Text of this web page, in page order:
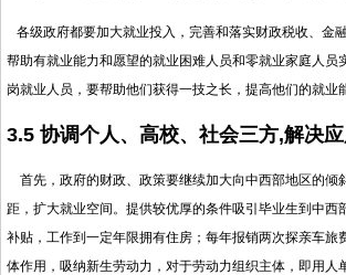
各级政府都要加大就业投入，完善和落实财政税收、金
帮助有就业能力和愿望的就业困难人员和零就业家庭人
岗就业人员，要帮助他们获得一技之长，提高他们的就业
3.5 协调个人、高校、社会三方,解决
首先，政府的财政、政策要继续加大向中西部地区的倾
距，扩大就业空间。提供较优厚的条件吸引毕业生到中
补贴，工作到一定年限拥有住房；每年报销两次探亲车
体作用，吸纳新生劳动力，对于劳动力组织主体，即用